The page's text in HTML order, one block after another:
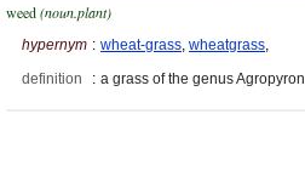
weed(noun.plant)
hypernym : wheat-grass, wheatgrass,
definition
: a grass of the genus Agropyron